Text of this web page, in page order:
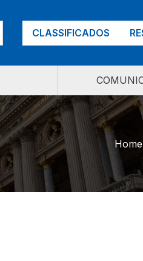
CLASSIFICADOS
Home